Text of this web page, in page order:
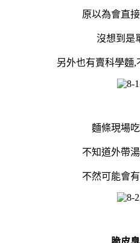
原以為會直
沒想到是
另外也有賣科學麵
麵條現場
不知道外帶
不然可能會